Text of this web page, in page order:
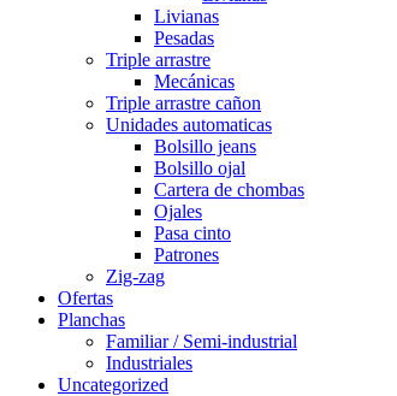
Livianas
Pesadas
Triple arrastre
Mecánicas
Triple arrastre cañon
Unidades automaticas
Bolsillo jeans
Bolsillo ojal
Cartera de chombas
Ojales
Pasa cinto
Patrones
Zig-zag
Ofertas
Planchas
Familiar / Semi-industrial
Industriales
Uncategorized